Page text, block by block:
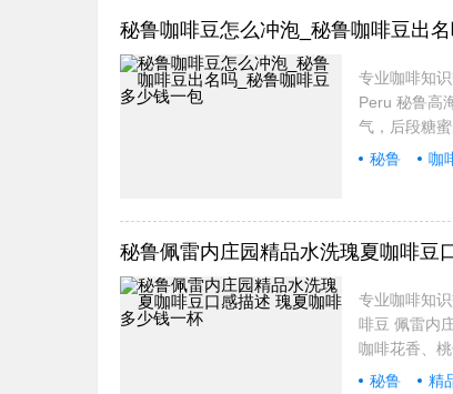
秘鲁咖啡豆怎么冲泡_秘鲁咖啡豆出
专业咖啡知
Peru 秘鲁高
气，后段糖
秘鲁 咖
秘鲁佩雷内庄园精品水洗瑰夏咖啡豆
专业咖啡知
啡豆 佩雷内
咖啡花香、
秘鲁 精